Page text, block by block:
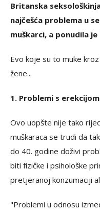
Britanska
najčešća problema u
muškarci, a ponudila
Evo koje su to muke
žene...
1. Problemi s erekcijom
Ovo uopšte nije tako
muškaraca se trudi da
do 40. godine doživi
biti fizičke i psihološke
pretjeranoj konzumaciji
"Problemi u odnosu